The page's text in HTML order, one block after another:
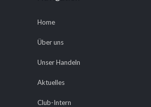
Home
Über uns
Unser Handeln
Aktuelles
Club-Intern